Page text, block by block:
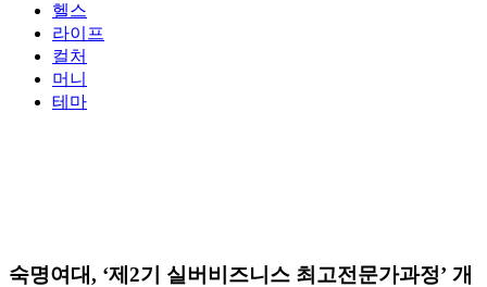
헬스
라이프
컬처
머니
테마
숙명여대, ‘제2기 실버비즈니스 최고전문가과정’ 개